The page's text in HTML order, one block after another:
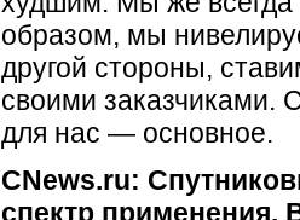
образом, мы
другой стороны,
своими заказчиками.
для нас — основное.
CNews.ru:
спектр применения.